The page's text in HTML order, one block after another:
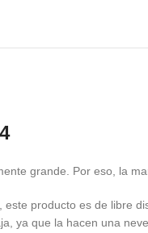
grande. Por eso, la
producto es de libre
ya que la hacen una